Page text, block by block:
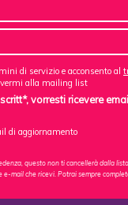
di servizio e acconsento al
alla mailing list
vorresti ricevere
di aggiornamento
questo non ti cancellerà dalla
e-mail che ricevi. Potrai sempre